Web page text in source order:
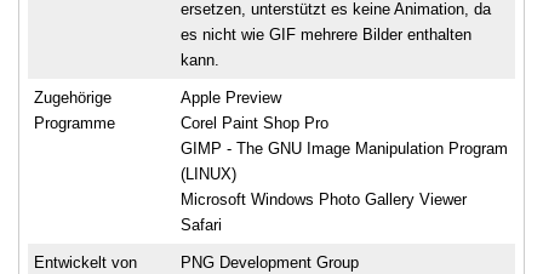
ersetzen, unterstützt es keine Animation, da
es nicht wie GIF mehrere Bilder enthalten
kann.
Zugehörige
Programme
Apple Preview
Corel Paint Shop Pro
GIMP - The GNU Image Manipulation Program
(LINUX)
Microsoft Windows Photo Gallery Viewer
Safari
Entwickelt von PNG Development Group